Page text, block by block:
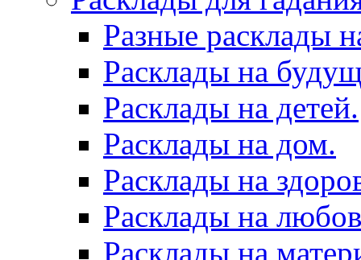
Разные расклады
Расклады на
Расклады на детей.
Расклады на дом.
Расклады на
Расклады на
Расклады на